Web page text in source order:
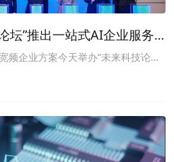
坛”推出一站式AI企业服务
频企业方案今天举办“未来科技论
服务平台的电讯服务供应商。